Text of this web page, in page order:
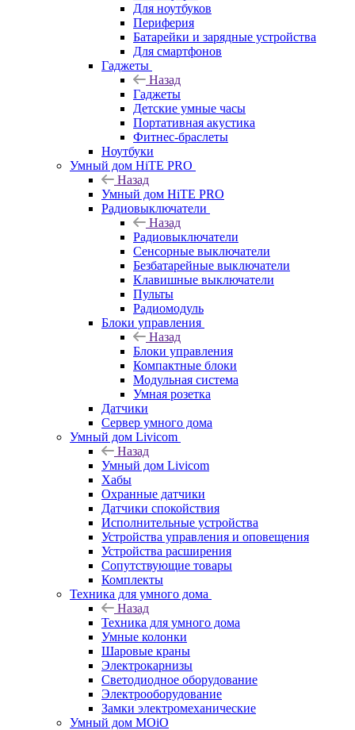
Для ноутбуков
Периферия
Батарейки и зарядные устройства
Для смартфонов
Гаджеты
Назад
Гаджеты
Детские умные часы
Портативная акустика
Фитнес-браслеты
Ноутбуки
Умный дом HiTE PRO
Назад
Умный дом HiTE PRO
Радиовыключатели
Назад
Радиовыключатели
Сенсорные выключатели
Безбатарейные выключатели
Клавишные выключатели
Пульты
Радиомодуль
Блоки управления
Назад
Блоки управления
Компактные блоки
Модульная система
Умная розетка
Датчики
Сервер умного дома
Умный дом Livicom
Назад
Умный дом Livicom
Хабы
Охранные датчики
Датчики спокойствия
Исполнительные устройства
Устройства управления и оповещения
Устройства расширения
Сопутствующие товары
Комплекты
Техника для умного дома
Назад
Техника для умного дома
Умные колонки
Шаровые краны
Электрокарнизы
Светодиодное оборудование
Электрооборудование
Замки электромеханические
Умный дом MOiO